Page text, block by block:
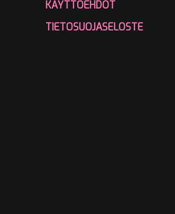
KÄYTTÖEHDOT
TIETOSUOJASELOSTE